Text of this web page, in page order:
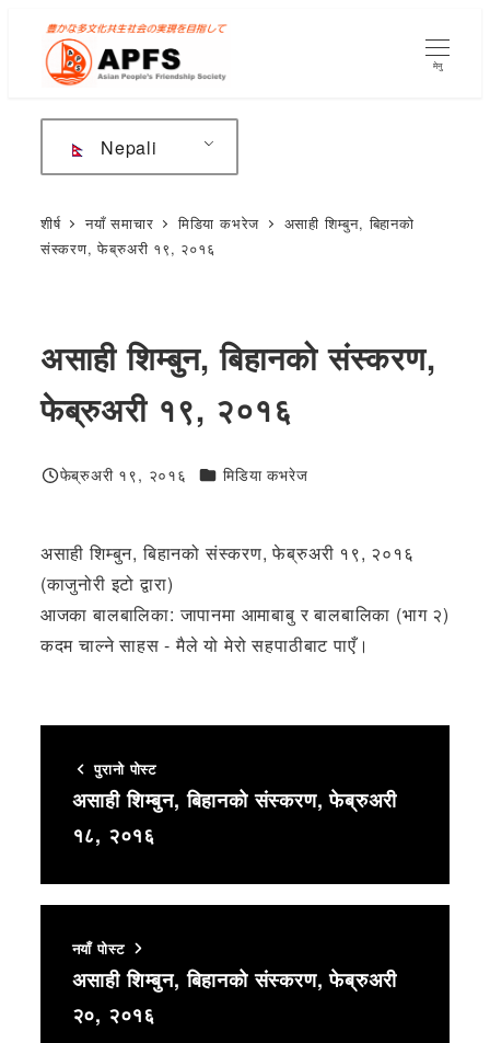
सामग्रीमा
जानुहोस्
मेनु
Nepali
शीर्ष नयाँ समाचार मिडिया कभरेज
असाही शिम्बुन, बिहानको
संस्करण, फेब्रुअरी १९, २०१६
असाही शिम्बुन, बिहानको संस्करण,
फेब्रुअरी १९, २०१६
प्रकाशित
फेब्रुअरी १९, २०१६ जन्मदिनको शुभकामना
मिडिया कभरेज
असाही शिम्बुन, बिहानको संस्करण, फेब्रुअरी १९, २०१६
(काजुनोरी इटो द्वारा)
आजका बालबालिका: जापानमा आमाबाबु र बालबालिका (भाग २)
कदम चाल्ने साहस - मैले यो मेरो सहपाठीबाट पाएँ।
पुरानो पोस्ट
असाही शिम्बुन, बिहानको संस्करण, फेब्रुअरी
१८, २०१६
नयाँ पोस्ट
असाही शिम्बुन, बिहानको संस्करण, फेब्रुअरी
२०, २०१६